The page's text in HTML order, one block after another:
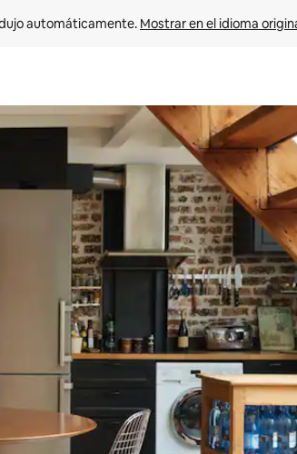
automáticamente. Mostrar en el idioma
arriba y hacia abajo o explora con el tacto o